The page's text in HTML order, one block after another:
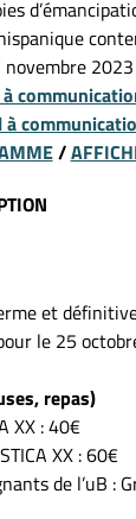
2023
à
à
/
et
le 25
repas)
XX : 40€
XX : 60€
de l’uB :